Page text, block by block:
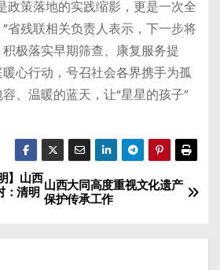
政策落地的实践缩影，更是一次全
省残联相关负责人表示，下一步将
极落实早期筛查、康复服务提
心行动，号召社会各界携手为孤
、温暖的蓝天，让“星星的孩子”
山西大同高度重视文化遗产
保护传承工作
】山西
：清明